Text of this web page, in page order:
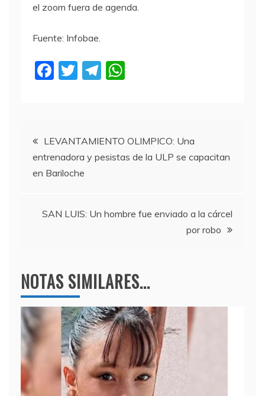
el zoom fuera de agenda.
Fuente: Infobae.
F
b
o
o
T
T
a
m
A
p
Navegación
de
LEVANTAMIENTO OLIMPICO: Una
entrenadora y pesistas de la ULP se capacitan
en Bariloche
SAN LUIS: Un hombre fue enviado a la cárcel
por robo
NOTAS SIMILARES...